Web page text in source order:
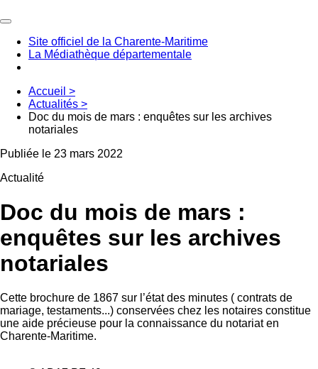
Site officiel de la Charente-Maritime
La Médiathèque départementale
Accueil >
Actualités >
Doc du mois de mars : enquêtes sur les archives
notariales
Publiée le 23 mars 2022
Actualité
Doc du mois de mars :
enquêtes sur les archives
notariales
Cette brochure de 1867 sur l’état des minutes ( contrats de
mariage, testaments...) conservées chez les notaires constitue
une aide précieuse pour la connaissance du notariat en
Charente-Maritime.